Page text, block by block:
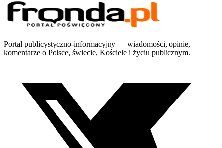
Portal publicystyczno-informacyjny — wiadomości, opinie,
komentarze o Polsce, świecie, Kościele i życiu publicznym.